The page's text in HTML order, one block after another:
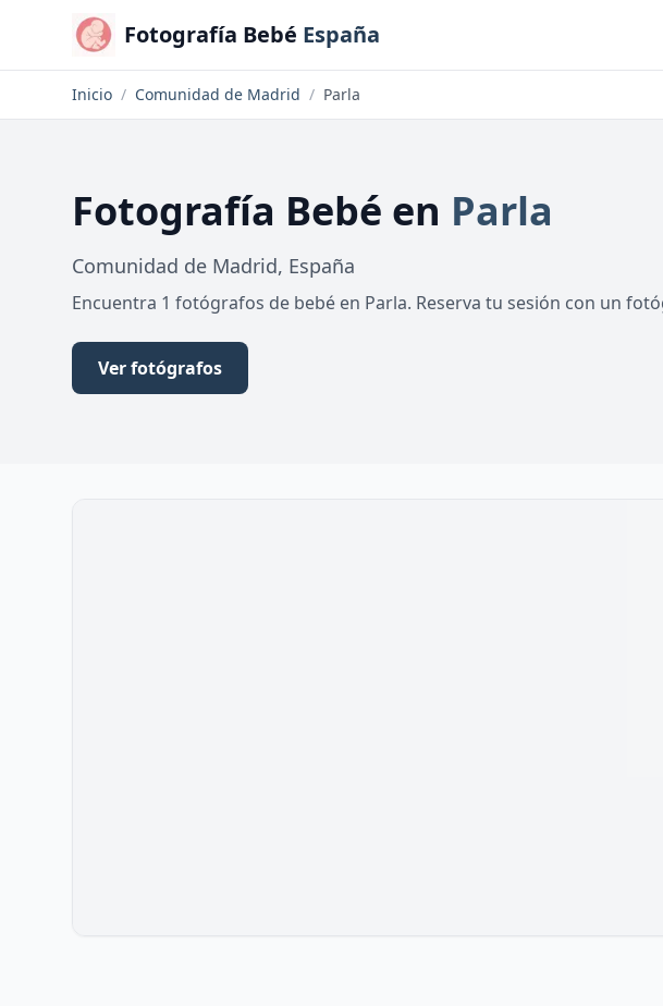
Fotografía Bebé España
Inicio / Comunidad de Madrid / Parla
Fotografía Bebé en Parla
Comunidad de Madrid, España
Encuentra 1 fotógrafos de bebé en Parla. Reserva tu sesión con un
Ver fotógrafos